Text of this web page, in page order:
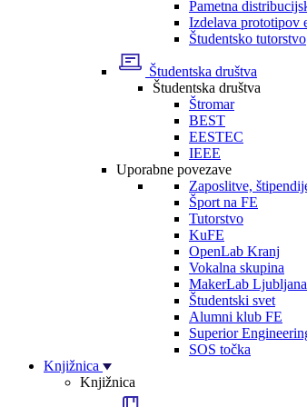
Pametna
Izdelava prototipov
Študentsko tutorstvo
Študentska društva
Študentska društva
Štromar
BEST
EESTEC
IEEE
Uporabne povezave
Zaposlitve,
Šport na FE
Tutorstvo
KuFE
OpenLab Kranj
Vokalna skupina
MakerLab Ljubljana
Študentski svet
Alumni klub FE
Superior
SOS točka
Knjižnica
Knjižnica